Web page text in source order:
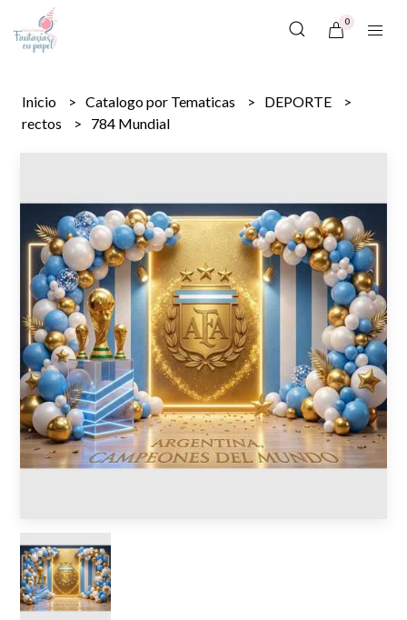
0
Inicio Catalogo por Tematicas
DEPORTE
rectos
784 Mundial